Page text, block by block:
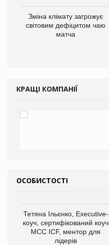
Зміна клімату загрожує
світовим дефіцитом чаю
матча
КРАЩІ КОМПАНІЇ
ОСОБИСТОСТІ
Тетяна Ільєнко, Executive-
коуч, сертифікований коуч
МСС ICF, ментор для
лідерів